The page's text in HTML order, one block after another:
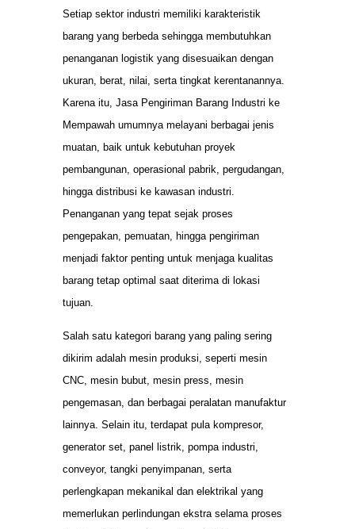
Setiap sektor industri memiliki karakteristik
barang yang berbeda sehingga membutuhkan
penanganan logistik yang disesuaikan dengan
ukuran, berat, nilai, serta tingkat kerentanannya.
Karena itu, Jasa Pengiriman Barang Industri ke
Mempawah umumnya melayani berbagai jenis
muatan, baik untuk kebutuhan proyek
pembangunan, operasional pabrik, pergudangan,
hingga distribusi ke kawasan industri.
Penanganan yang tepat sejak proses
pengepakan, pemuatan, hingga pengiriman
menjadi faktor penting untuk menjaga kualitas
barang tetap optimal saat diterima di lokasi
tujuan.
Salah satu kategori barang yang paling sering
dikirim adalah mesin produksi, seperti mesin
CNC, mesin bubut, mesin press, mesin
pengemasan, dan berbagai peralatan manufaktur
lainnya. Selain itu, terdapat pula kompresor,
generator set, panel listrik, pompa industri,
conveyor, tangki penyimpanan, serta
perlengkapan mekanikal dan elektrikal yang
memerlukan perlindungan ekstra selama proses